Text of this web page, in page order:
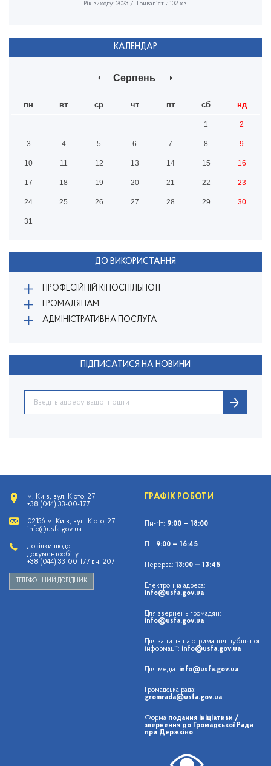
Рік виходу: 2023 / Тривалість: 102 хв.
КАЛЕНДАР
Серпень
пн вт ср чт пт сб нд
1 2
3 4 5 6 7 8 9
10 11 12 13 14 15 16
17 18 19 20 21 22 23
24 25 26 27 28 29 30
31
ДО ВИКОРИСТАННЯ
ПРОФЕСІЙНІЙ КІНОСПІЛЬНОТІ
ГРОМАДЯНАМ
АДМІНІСТРАТИВНА ПОСЛУГА
ПІДПИСАТИСЯ НА НОВИНИ
м. Київ, вул. Кіото, 27
+38 (044) 33-00-177
02156 м. Київ, вул. Кіото, 27
info@usfa.gov.ua
Довідки щодо
документообігу:
+38 (044) 33-00-177 вн. 207
ТЕЛЕФОННИЙ ДОВІДНИК
ГРАФІК РОБОТИ
Пн-Чт: 9:00 — 18:00
Пт: 9:00 — 16:45
Перерва: 13:00 — 13:45
Електронна адреса:
info@usfa.gov.ua
Для звернень громадян:
info@usfa.gov.ua
Для запитів на отримання публічної
інформації: info@usfa.gov.ua
Для медіа: info@usfa.gov.ua
Громадська рада:
gromrada@usfa.gov.ua
Форма подання ініціативи /
звернення до Громадської Ради
при Держкіно